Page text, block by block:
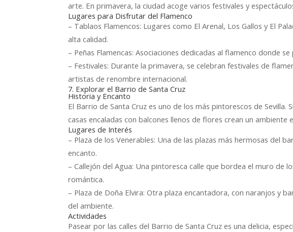
arte. En primavera, la ciudad acoge varios festivales y
Lugares para Disfrutar del Flamenco
– Tablaos Flamencos: Lugares como El Arenal, Los Gallos y El
alta calidad.
– Peñas Flamencas: Asociaciones dedicadas al flamenco donde
– Festivales: Durante la primavera, se celebran festivales de
artistas de renombre internacional.
7. Explorar el Barrio de Santa Cruz
Historia y Encanto
El Barrio de Santa Cruz es uno de los más pintorescos de Sevilla.
casas encaladas con balcones llenos de flores crean un ambiente
Lugares de Interés
– Plaza de los Venerables: Una de las plazas más hermosas del
encanto.
– Callejón del Agua: Una pintoresca calle que bordea el muro de
romántica.
– Plaza de Doña Elvira: Otra plaza encantadora, con naranjos y
del ambiente.
Actividades
Pasear por las calles del Barrio de Santa Cruz es una delicia,